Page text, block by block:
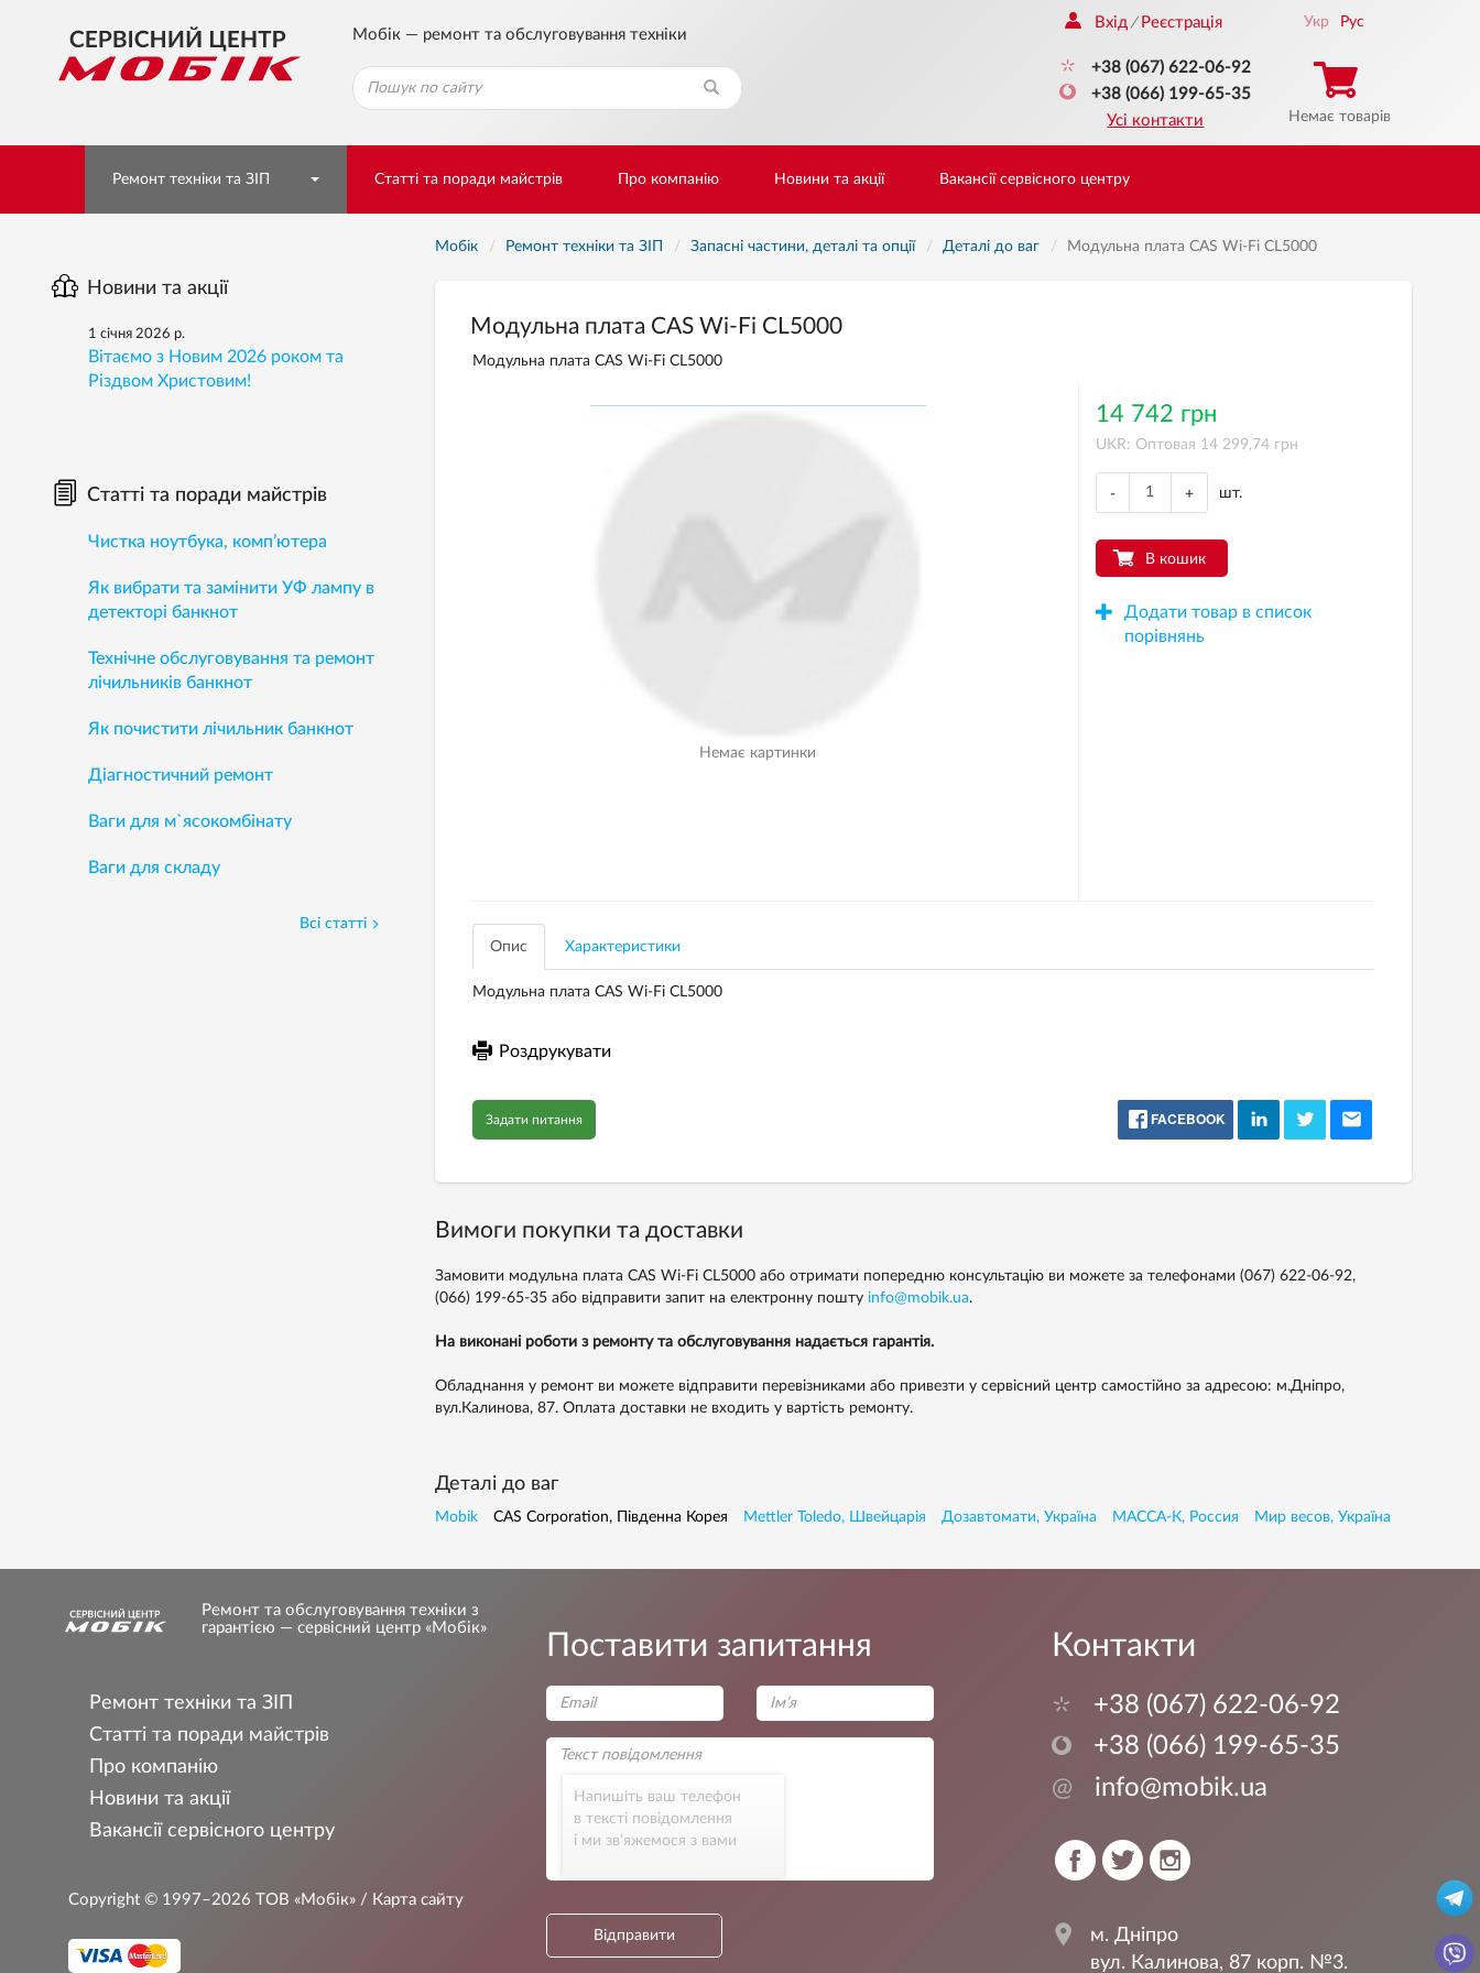
Мобік — ремонт та обслуговування техніки
Вхід / Реєстрація
+38 (067) 622-06-92
+38 (066) 199-65-35
Усі контакти
Укр Рус
Немає товарів
Ремонт техніки та ЗІП Статті та поради майстрів Про компанію Новини та акції Вакансії сервісного центру
Мобік Ремонт техніки та ЗІП Запасні частини, деталі та опції Деталі до ваг Модульна плата CAS Wi-Fi CL5000
Модульна плата CAS Wi-Fi CL5000
Модульна плата CAS Wi-Fi CL5000
14 742 грн
UKR: Оптовая 14 299,74 грн
Немає картинки
- + шт.
В кошик
Додати товар в список
порівнянь
Опис Характеристики
Модульна плата CAS Wi-Fi CL5000
Роздрукувати
Задати питання FACEBOOK
Вимоги покупки та доставки
Замовити модульна плата CAS Wi-Fi CL5000 або отримати попередню консультацію ви можете за телефонами (067) 622-06-92,
(066) 199-65-35або відправити запит на електронну пошту info@mobik.ua.
На виконані роботи з ремонту та обслуговування надається гарантія.
Обладнання у ремонт ви можете відправити перевізниками або привезти у сервісний центр самостійно за адресою: м.Дніпро,
вул.Калинова, 87. Оплата доставки не входить у вартість ремонту.
Деталі до ваг
Mobik CAS Corporation, Південна Корея Mettler Toledo, Швейцарія Дозавтомати, Україна МАССА-К, Россия Мир весов, Україна
Новини та акції
1 січня 2026 р.
Вітаємо з Новим 2026 роком та
Різдвом Христовим!
Статті та поради майстрів
Чистка ноутбука, комп’ютера
Як вибрати та замінити УФ лампу в
детекторі банкнот
Технічне обслуговування та ремонт
лічильників банкнот
Як почистити лічильник банкнот
Діагностичний ремонт
Ваги для м`ясокомбінату
Ваги для складу
Всі статті
Ремонт та обслуговування техніки з
гарантією — сервісний центр «Мобік»
Ремонт техніки та ЗІП
Статті та поради майстрів
Про компанію
Новини та акції
Вакансії сервісного центру
Copyright © 1997–2026 ТОВ «Мобік» / Карта сайту
Поставити запитання
Напишіть ваш телефон
в тексті повідомлення
і ми зв’яжемося з вами
Відправити
Контакти
+38 (067) 622-06-92
+38 (066) 199-65-35
@ info@mobik.ua
м. Дніпро
вул. Калинова, 87 корп. №3.